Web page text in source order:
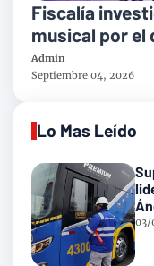
Fiscalía
musical por
indebidos
Admin
Septiembre 04, 2026
Lo Mas Leído
en
03/